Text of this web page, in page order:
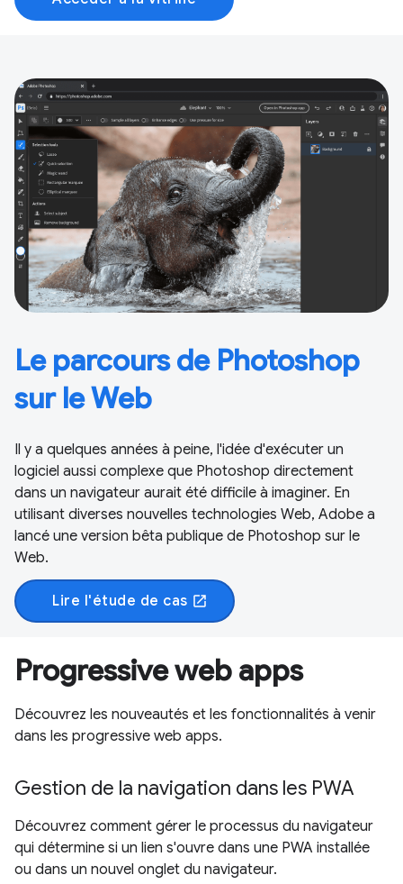
Le parcours de Photoshop
sur le Web
Il y a quelques années à peine, l'idée d'exécuter un
logiciel aussi complexe que Photoshop directement
dans un navigateur aurait été difficile à imaginer. En
utilisant diverses nouvelles technologies Web, Adobe a
lancé une version bêta publique de Photoshop sur le
Web.
Lire l'étude de cas open_in_new
Progressive web apps
Découvrez les nouveautés et les fonctionnalités à venir
dans les progressive web apps.
Gestion de la navigation dans les PWA
Découvrez comment gérer le processus du navigateur
qui détermine si un lien s'ouvre dans une PWA installée
ou dans un nouvel onglet du navigateur.